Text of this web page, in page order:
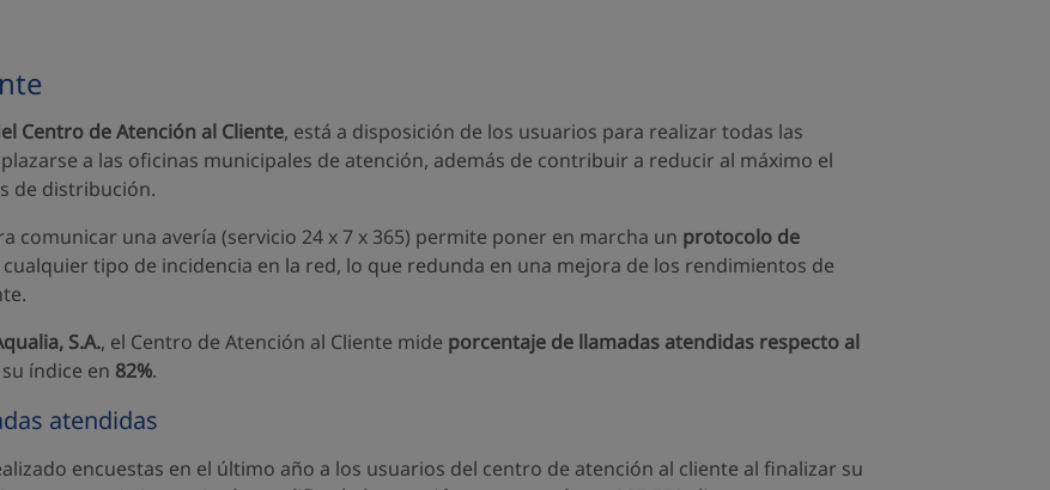
Centro de Atención al Cliente, está a disposición de los usuarios para realizar todas las
a las oficinas municipales de atención, además de contribuir a reducir al máximo el
de distribución.
comunicar una avería (servicio 24 x 7 x 365) permite poner en marcha un protocolo de
tipo de incidencia en la red, lo que redunda en una mejora de los rendimientos de
S.A., el Centro de Atención al Cliente mide porcentaje de llamadas atendidas respecto al
índice en 82%.
atendidas
encuestas en el último año a los usuarios del centro de atención al cliente al finalizar su